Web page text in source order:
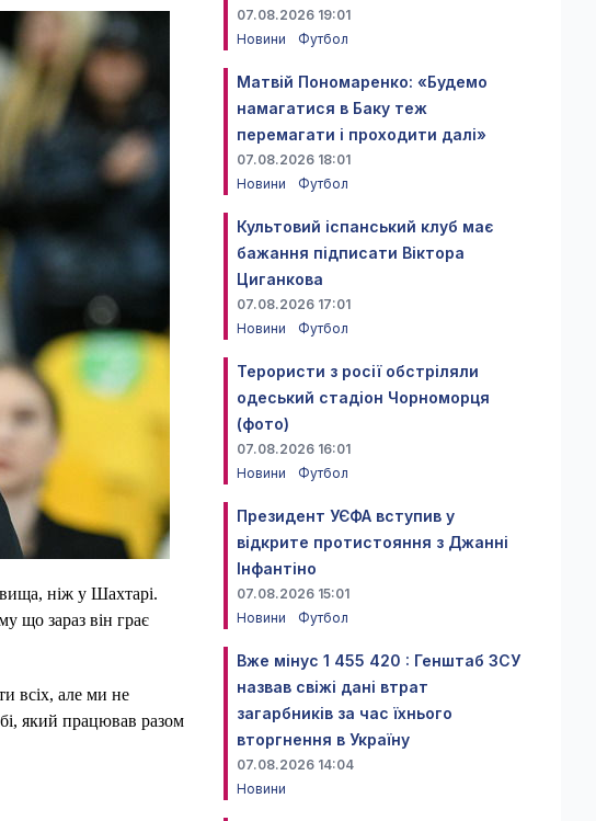
вища, ніж у Шахтарі.
що зараз він грає
всіх, але ми не
який працював разом
07.08.2026 19:01
Новини
Футбол
Матвій Пономаренко: «Будемо
намагатися в Баку теж
перемагати і проходити далі»
07.08.2026 18:01
Новини
Футбол
Культовий іспанський клуб має
бажання підписати Віктора
Циганкова
07.08.2026 17:01
Новини
Футбол
Терористи з росії обстріляли
одеський стадіон Чорноморця
(фото)
07.08.2026 16:01
Новини
Футбол
Президент УЄФА вступив у
відкрите протистояння з Джанні
Інфантіно
07.08.2026 15:01
Новини
Футбол
Вже мінус 1 455 420 : Генштаб ЗСУ
назвав свіжі дані втрат
загарбників за час їхнього
вторгнення в Україну
07.08.2026 14:04
Новини